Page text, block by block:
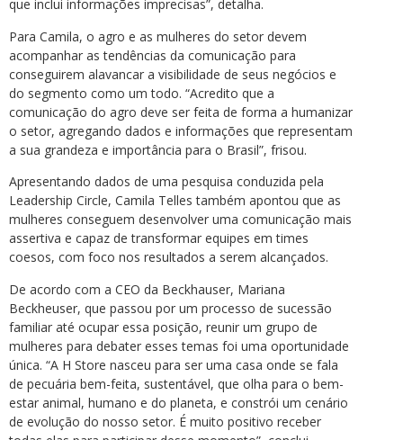
que inclui informações imprecisas”, detalha.
Para Camila, o agro e as mulheres do setor devem
acompanhar as tendências da comunicação para
conseguirem alavancar a visibilidade de seus negócios e
do segmento como um todo. “Acredito que a
comunicação do agro deve ser feita de forma a humanizar
o setor, agregando dados e informações que representam
a sua grandeza e importância para o Brasil”, frisou.
Apresentando dados de uma pesquisa conduzida pela
Leadership Circle, Camila Telles também apontou que as
mulheres conseguem desenvolver uma comunicação mais
assertiva e capaz de transformar equipes em times
coesos, com foco nos resultados a serem alcançados.
De acordo com a CEO da Beckhauser, Mariana
Beckheuser, que passou por um processo de sucessão
familiar até ocupar essa posição, reunir um grupo de
mulheres para debater esses temas foi uma oportunidade
única. “A H Store nasceu para ser uma casa onde se fala
de pecuária bem-feita, sustentável, que olha para o bem-
estar animal, humano e do planeta, e constrói um cenário
de evolução do nosso setor. É muito positivo receber